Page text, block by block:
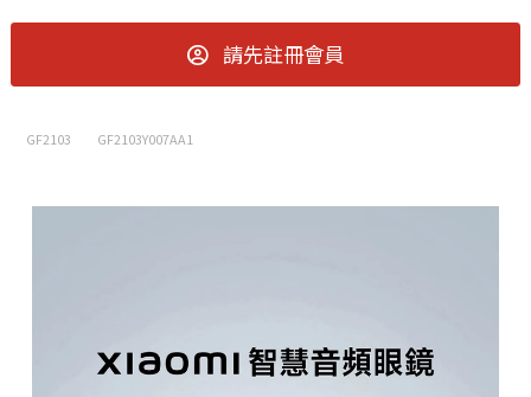
請先註冊會員
GF2103 GF2103Y007AA1